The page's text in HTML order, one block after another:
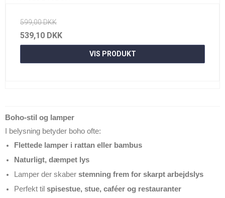
599,00 DKK
539,10 DKK
VIS PRODUKT
Boho-stil og lamper
I belysning betyder boho ofte:
Flettede lamper i rattan eller bambus
Naturligt, dæmpet lys
Lamper der skaber stemning frem for skarpt arbejdslys
Perfekt til spisestue, stue, caféer og restauranter